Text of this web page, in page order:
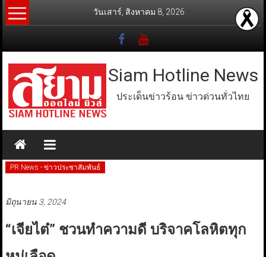
Skip
to
วันเสาร์, สิงหาคม 8, 2026
Siam Hotline News
ประเด็นข่าวร้อน ข่าวด่วนทั่วไทย
PR News - ข่าวประชาสัมพันธ์
มิถุนายน 3, 2024
“เจียไต๋” ชวนทำความดี บริจาคโลหิตทุก